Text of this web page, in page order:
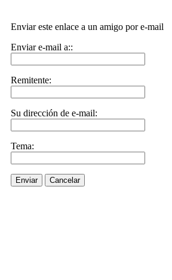
Enviar este enlace a un amigo por e-mail
Enviar e-mail a::
Remitente:
Su dirección de e-mail:
Tema:
Enviar Cancelar